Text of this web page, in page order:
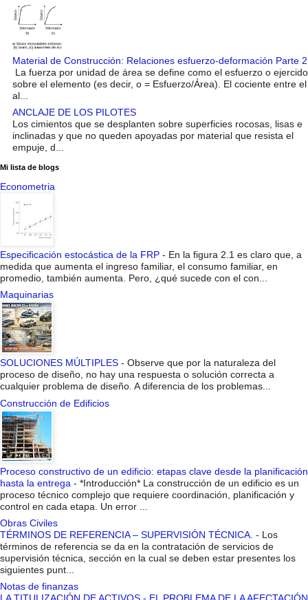
Material de Construcción: Relaciones esfuerzo-deformación Parte 2
La fuerza por unidad de área se define como el esfuerzo o ejercido
sobre el elemento (es decir, o = Esfuerzo/Área). El cociente entre el
al...
ANCLAJE DE LOS PILOTES
Los cimientos que se desplanten sobre superficies rocosas, lisas e
inclinadas y que no queden apoyadas por material que resista el
empuje, d...
Mi lista de blogs
Econometria
Especificación estocástica de la FRP - En la figura 2.1 es claro que, a
medida que aumenta el ingreso familiar, el consumo familiar, en
promedio, también aumenta. Pero, ¿qué sucede con el con...
Maquinarias
SOLUCIONES MÚLTIPLES - Observe que por la naturaleza del
proceso de diseño, no hay una respuesta o solución correcta a
cualquier problema de diseño. A diferencia de los problemas...
Construcción de Edificios
Proceso constructivo de un edificio: etapas clave desde la planificación
hasta la entrega - *Introducción* La construcción de un edificio es un
proceso técnico complejo que requiere coordinación, planificación y
control en cada etapa. Un error ...
Obras Civiles
TÉRMINOS DE REFERENCIA – SUPERVISIÓN TÉCNICA. - Los
términos de referencia se da en la contratación de servicios de
supervisión técnica, sección en la cual se deben estar presentes los
siguientes punt...
Notas de finanzas